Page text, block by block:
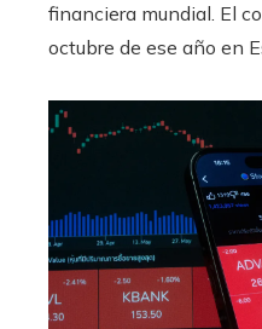
financiera mundial. El
octubre de ese año en